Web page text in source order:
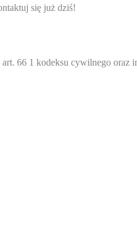
się już dziś!
66 1 kodeksu cywilnego oraz